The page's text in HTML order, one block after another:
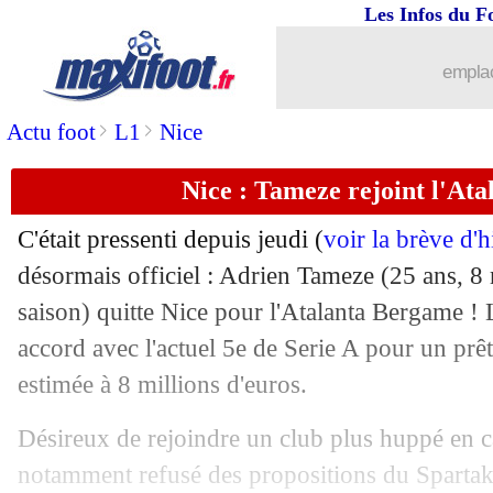
Actu foot> L1 > Nice
Les Infos du
Nice : Tameze rejoint
C'était pressenti depuis jeudi (voir la brève
désormais officiel : Adrien Tameze (25 ans, 8
saison) quitte Nice pour l'Atalanta Bergame
accord avec l'actuel 5e de Serie A pour un
estimée à 8 millions d'euros.
Désireux de rejoindre un club plus huppé en
notamment refusé des propositions du
: l'anniversaire de Neymar,
31/01 Chelsea: Lampard ferme la porte
31/01 PSG: la VAR en C1, les regrets
31/01 Montpellier : Skuletic prêté en
OM : Benedetto forfait à Bordeaux ?
31/01 Bordeaux: Sousa annonce la fin du
: un départ de Bale ? Zidane dit